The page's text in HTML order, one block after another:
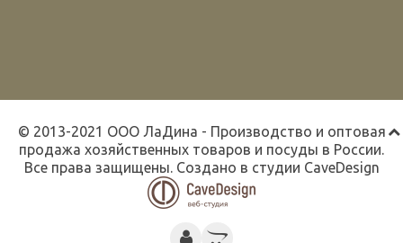
© 2013-2021 ООО ЛаДина - Производство и оптовая
продажа хозяйственных товаров и посуды в России.
Все права защищены. Создано в студии CaveDesign